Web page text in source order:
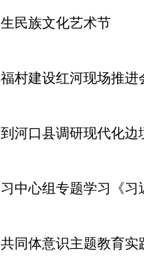
民族文化艺术节
村建设红河现场推进
河口县调研现代化边
中心组专题学习《
同体意识主题教育